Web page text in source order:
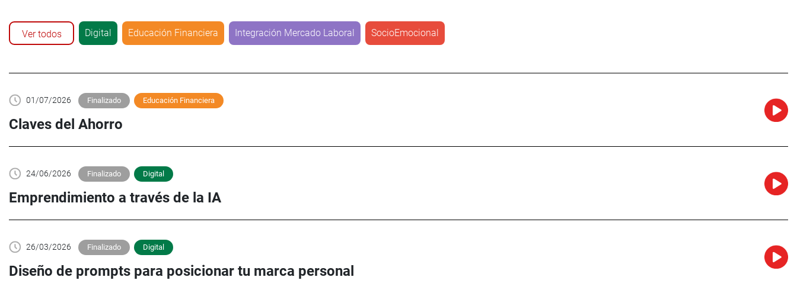
Ver todos Digital Educación Financiera Integración Mercado Laboral SocioEmocional
01/07/2026 Finalizado Educación Financiera
Claves del Ahorro
24/06/2026 Finalizado Digital
Emprendimiento a través de la IA
26/03/2026 Finalizado Digital
Diseño de prompts para posicionar tu marca personal